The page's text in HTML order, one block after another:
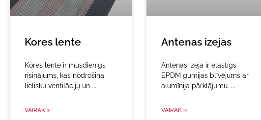
Kores lente
Kores lente ir mūsdienīgs
risinājums, kas nodrošina
lielisku ventilāciju un
VAIRĀK »
Antenas izejas
Antenas izeja ir elastīgs
EPDM gumijas blīvējums ar
alumīnija pārklājumu.
VAIRĀK »